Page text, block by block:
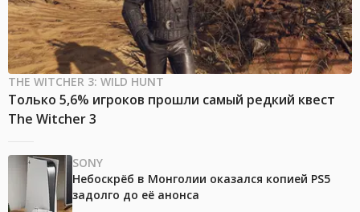
THE WITCHER 3: WILD HUNT
Только 5,6% игроков прошли самый редкий квест
The Witcher 3
SONY
Небоскрёб в Монголии оказался копией PS5
задолго до её анонса